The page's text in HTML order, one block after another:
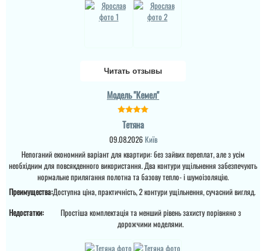
Руслана
Дякую за таку пораду по
дверях і за самі двері.
Ну якість просто клас,
приємно здивована.
питання по ціні та самих
характеристик дверей.
Це просто двері вогонь
Читать отзывы
Модель "Кемел"
Тетяна
09.08.2026 Київ
Непоганий економний варіант для квартири: без зайвих переплат, але з усім
необхідним для повсякденного використання. Два контури ущільнення забезпечують
нормальне прилягання полотна та базову тепло- і шумоізоляцію.
Преимущества:Доступна ціна, практичність, 2 контури ущільнення, сучасний вигляд.
Недостатки:
Простіша комплектація та менший рівень захисту порівняно з
дорожчими моделями.